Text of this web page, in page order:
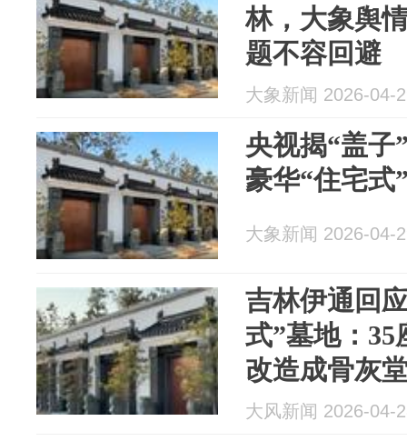
林，大象舆
题不容回避
大象新闻 2026-04-
央视揭“盖子
豪华“住宅式
大象新闻 2026-04-
吉林伊通回
式”墓地：35
改造成骨灰
大风新闻 2026-04-